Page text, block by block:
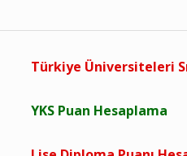
Türkiye Üniversiteleri
YKS Puan Hesaplama